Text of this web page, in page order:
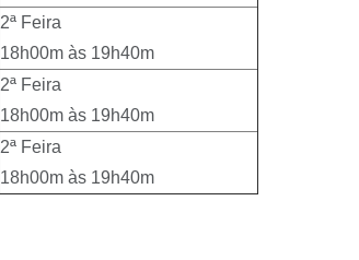
2ª Feira
18h00m às 19h40m
2ª Feira
18h00m às 19h40m
2ª Feira
18h00m às 19h40m